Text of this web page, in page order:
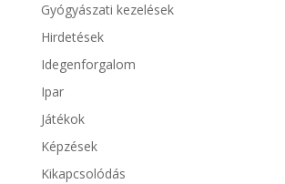
Gyógyászati kezelések
Hirdetések
Idegenforgalom
Ipar
Játékok
Képzések
Kikapcsolódás